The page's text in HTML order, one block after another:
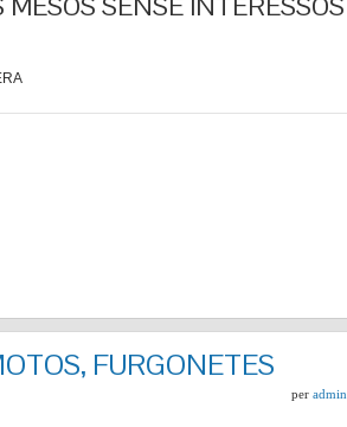
FURGONETES
per admin